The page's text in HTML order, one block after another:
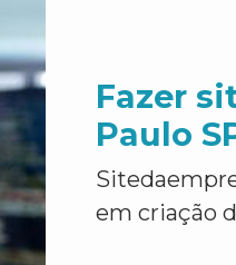
Fazer
Paulo
em criação